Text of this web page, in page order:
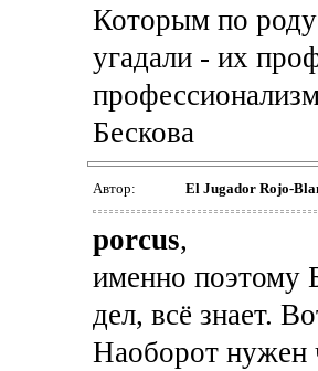
Которым по роду
угадали - их
Бескова
Автор: El Jugador Rojo-
porcus,
именно поэтому
дел, всё знает.
Наоборот нужен